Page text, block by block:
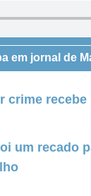
em jornal de
crime recebe
um recado